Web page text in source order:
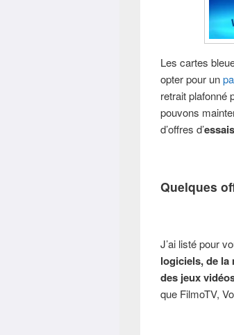
Les cartes
opter pour un
retrait plafonné
pouvons
d’offres d’
Quelques
J’ai listé pour
logiciels, de la
des jeux
que FilmoTV,